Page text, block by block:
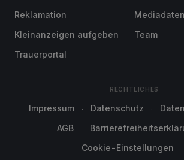
Reklamation
Kleinanzeigen aufgeben
Trauerportal
Mediadaten
Team
RECHTLICHES
Impressum Datenschutz
AGB
Cookie-Einstellungen